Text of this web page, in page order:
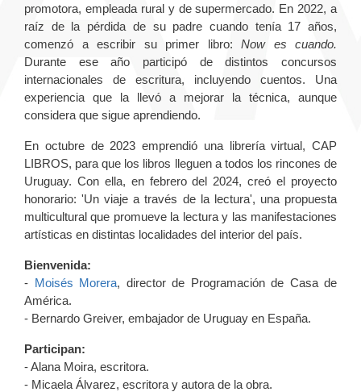
promotora, empleada rural y de supermercado. En 2022, a
raíz de la pérdida de su padre cuando tenía 17 años,
comenzó a escribir su primer libro: Now es cuando.
Durante ese año participó de distintos concursos
internacionales de escritura, incluyendo cuentos. Una
experiencia que la llevó a mejorar la técnica, aunque
considera que sigue aprendiendo.
En octubre de 2023 emprendió una librería virtual, CAP
LIBROS, para que los libros lleguen a todos los rincones de
Uruguay. Con ella, en febrero del 2024, creó el proyecto
honorario: 'Un viaje a través de la lectura', una propuesta
multicultural que promueve la lectura y las manifestaciones
artísticas en distintas localidades del interior del país.
Bienvenida:
- Moisés Morera, director de Programación de Casa de
América.
- Bernardo Greiver, embajador de Uruguay en España.
Participan:
- Alana Moira, escritora.
- Micaela Álvarez, escritora y autora de la obra.